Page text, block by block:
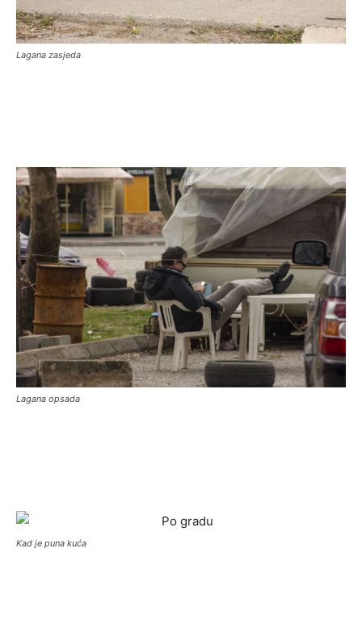
Lagana zasjeda
Lagana opsada
Kad je puna kuća